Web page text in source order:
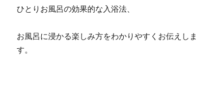
ひとりお風呂の効果的な入浴法、
お風呂に浸かる楽しみ方をわかりやすくお伝えしま
す。